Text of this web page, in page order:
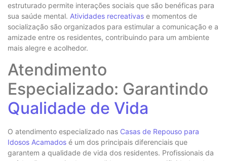
estruturado permite interações sociais que são benéficas para
sua saúde mental. Atividades recreativas e momentos de
socialização são organizados para estimular a comunicação e a
amizade entre os residentes, contribuindo para um ambiente
mais alegre e acolhedor.
Atendimento
Especializado: Garantindo
Qualidade de Vida
O atendimento especializado nas Casas de Repouso para
Idosos Acamados é um dos principais diferenciais que
garantem a qualidade de vida dos residentes. Profissionais da